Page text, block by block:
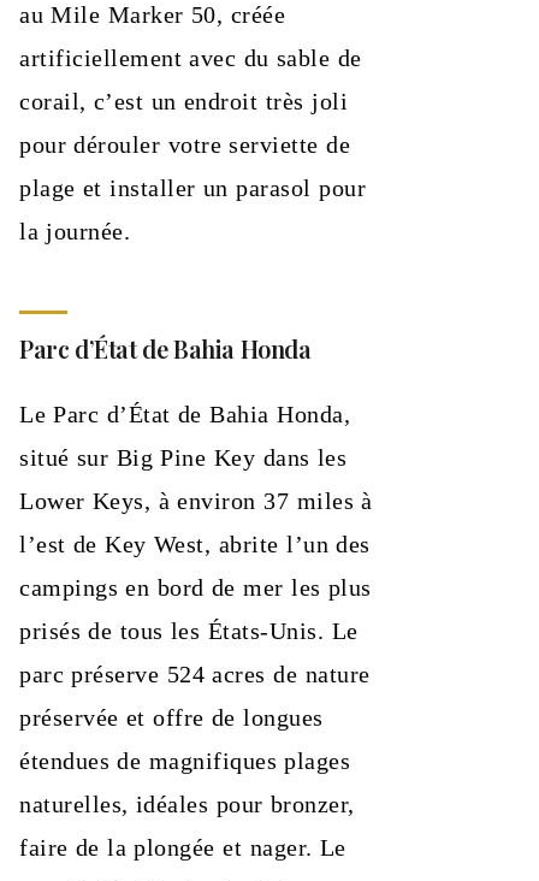
au Mile Marker 50, créée
artificiellement avec du sable de
corail, c’est un endroit très joli
pour dérouler votre serviette de
plage et installer un parasol pour
la journée.
Parc d’État de Bahia Honda
Le Parc d’État de Bahia Honda,
situé sur Big Pine Key dans les
Lower Keys, à environ 37 miles à
l’est de Key West, abrite l’un des
campings en bord de mer les plus
prisés de tous les États-Unis. Le
parc préserve 524 acres de nature
préservée et offre de longues
étendues de magnifiques plages
naturelles, idéales pour bronzer,
faire de la plongée et nager. Le